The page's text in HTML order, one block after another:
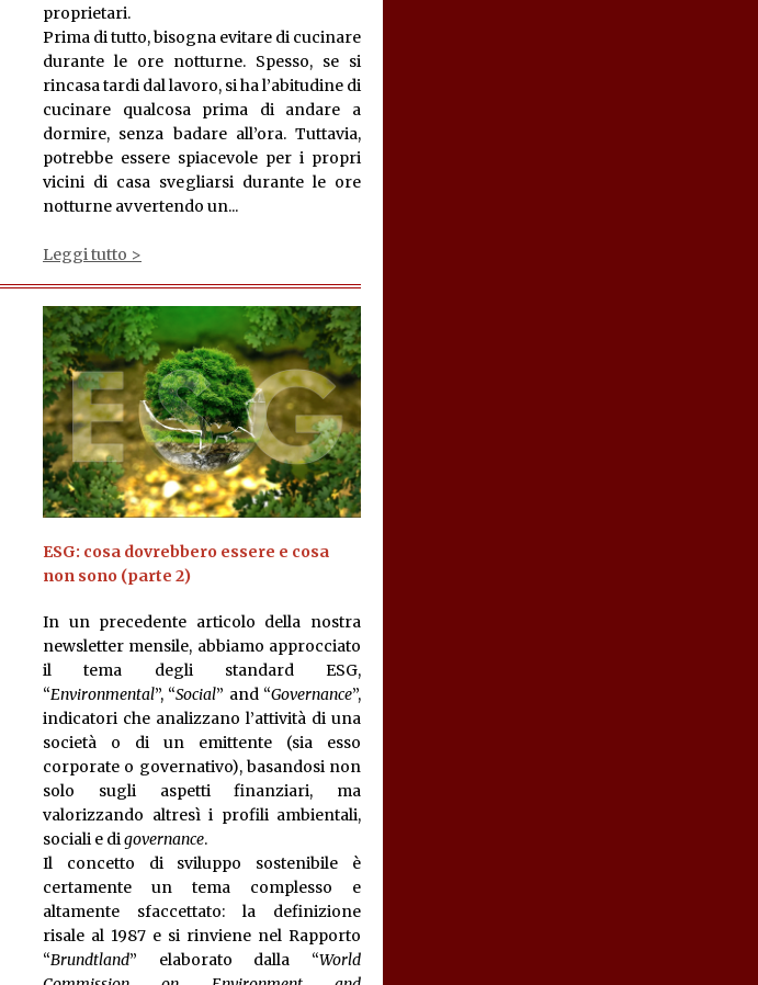
proprietari.
Prima di tutto, bisogna evitare di cucinare
durante le ore notturne. Spesso, se si
rincasa tardi dal lavoro, si ha l’abitudine di
cucinare qualcosa prima di andare a
dormire, senza badare all’ora. Tuttavia,
potrebbe essere spiacevole per i propri
vicini di casa svegliarsi durante le ore
notturne avvertendo un...
Leggi tutto >
ESG: cosa dovrebbero essere e cosa
non sono (parte 2)
In un precedente articolo della nostra
newsletter mensile, abbiamo approcciato
il tema degli standard ESG,
“Environmental”, “Social” and “Governance”,
indicatori che analizzano l’attività di una
società o di un emittente (sia esso
corporate o governativo), basandosi non
solo sugli aspetti finanziari, ma
valorizzando altresì i profili ambientali,
sociali e digovernance.
Il concetto di sviluppo sostenibile è
certamente un tema complesso e
altamente sfaccettato: la definizione
risale al 1987 e si rinviene nel Rapporto
“Brundtland” elaborato dalla “World